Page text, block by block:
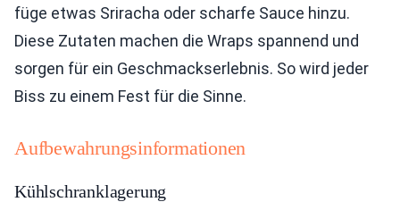
füge etwas Sriracha oder scharfe Sauce hinzu.
Diese Zutaten machen die Wraps spannend und
sorgen für ein Geschmackserlebnis. So wird jeder
Biss zu einem Fest für die Sinne.
Aufbewahrungsinformationen
Kühlschranklagerung